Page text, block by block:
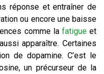
réponse et entraîner de
ou encore une baisse
comme la fatigueet
apparaître. Certaines
de dopamine. C’est le
un précurseur de la